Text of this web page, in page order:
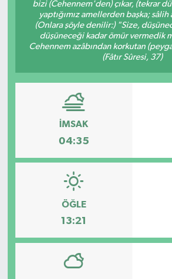
bizi (Cehennem'den) çıkar, (tekrar
yaptığımız amellerden başka;
(Onlara şöyle denilir:) "Size,
düşüneceği kadar ömür vermedik
Cehennem azâbından korkutan
(Fâtır Sûresi, 37)
İMSAK
04:35
ÖĞLE
13:21
Magazin
Duyurular
Kadın
Teknoloji
Yerel Haber
Akhisar Emlak
Etiketler
Duyurular
Tarım-Gıda
Sektörel
Röportaj
Dünya
Yerel Haber